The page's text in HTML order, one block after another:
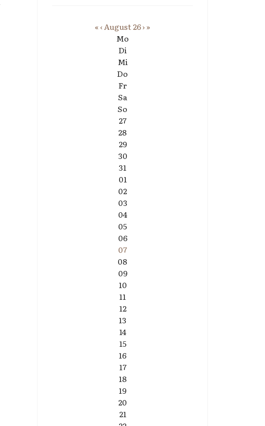
« ‹August 26› »
Mo
Di
Mi
Do
Fr
Sa
So
27
28
29
30
31
01
02
03
04
05
06
07
08
09
10
11
12
13
14
15
16
17
18
19
20
21